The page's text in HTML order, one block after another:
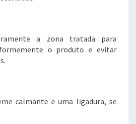
a zona tratada para
o produto e evitar
calmante e uma ligadura, se